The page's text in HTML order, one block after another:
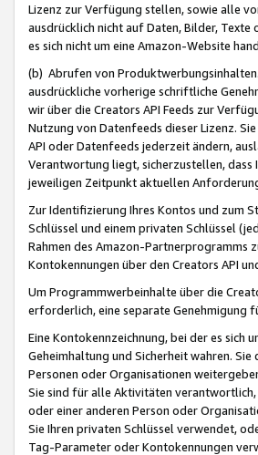
Lizenz zur Verfügung stellen, sowie alle
ausdrücklich nicht auf Daten, Bilder,
es sich nicht um eine Amazon-Website
(b) Abrufen von
ausdrückliche vorherige schriftliche
wir über die Creators API Feeds zur
Nutzung von Datenfeeds dieser Lizenz.
API oder Datenfeeds jederzeit ändern,
Verantwortung liegt, sicherzustellen, dass
jeweiligen Zeitpunkt aktuellen
Zur Identifizierung Ihres Kontos und zum
Schlüssel und einem privaten Schlüssel
Rahmen des Amazon-Partnerprogramms
Kontokennungen über den Creators API
Um Programmwerbeinhalte über die
erforderlich, eine separate Genehmigung
Eine Kontokennzeichnung, bei der es sich
Geheimhaltung und Sicherheit wahren.
Personen oder Organisationen
Sie sind für alle Aktivitäten
oder einer anderen Person oder
Sie Ihren privaten Schlüssel verwendet,
Tag-Parameter oder Kontokennungen